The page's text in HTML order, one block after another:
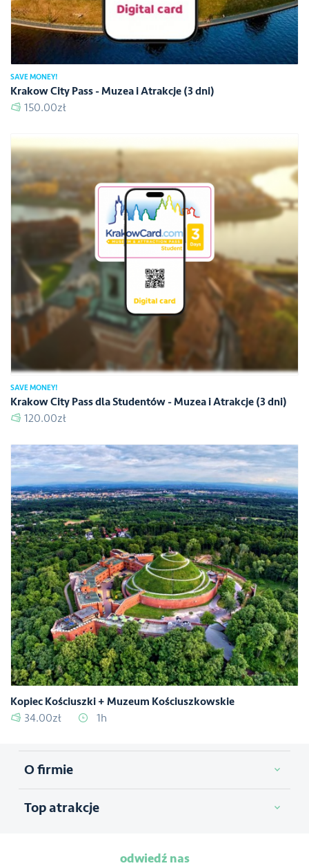
SAVE MONEY!
Krakow City Pass - Muzea i Atrakcje (3 dni)
150.00zł
SAVE MONEY!
Krakow City Pass dla Studentów - Muzea i Atrakcje (3 dni)
120.00zł
Kopiec Kościuszki + Muzeum Kościuszkowskie
34.00zł 1h
O firmie
Top atrakcje
odwiedź nas